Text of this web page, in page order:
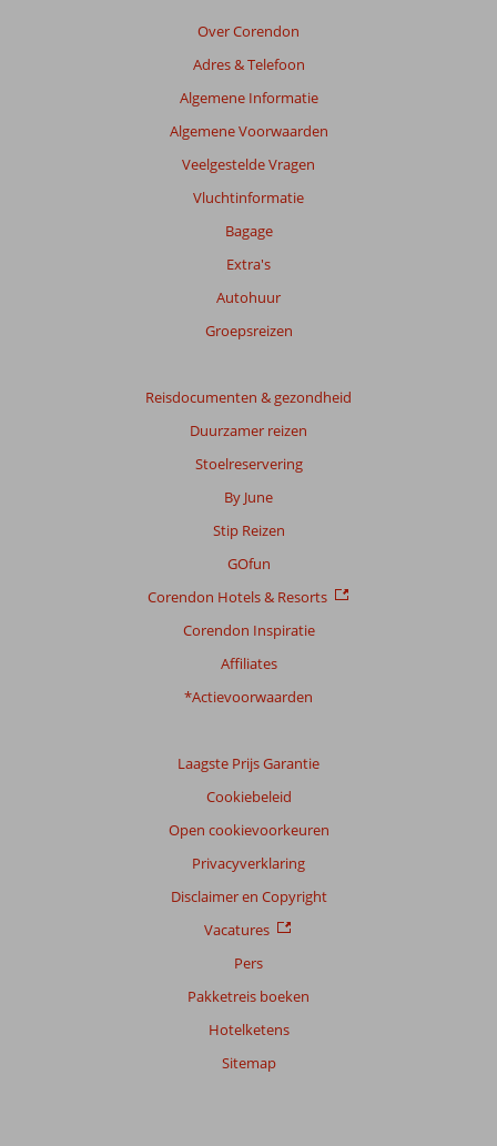
Over Corendon
Adres & Telefoon
Algemene Informatie
Algemene Voorwaarden
Veelgestelde Vragen
Vluchtinformatie
Bagage
Extra's
Autohuur
Groepsreizen
Reisdocumenten & gezondheid
Duurzamer reizen
Stoelreservering
By June
Stip Reizen
GOfun
Corendon Hotels & Resorts
Corendon Inspiratie
Affiliates
*Actievoorwaarden
Laagste Prijs Garantie
Cookiebeleid
Open cookievoorkeuren
Privacyverklaring
Disclaimer en Copyright
Vacatures
Pers
Pakketreis boeken
Hotelketens
Sitemap